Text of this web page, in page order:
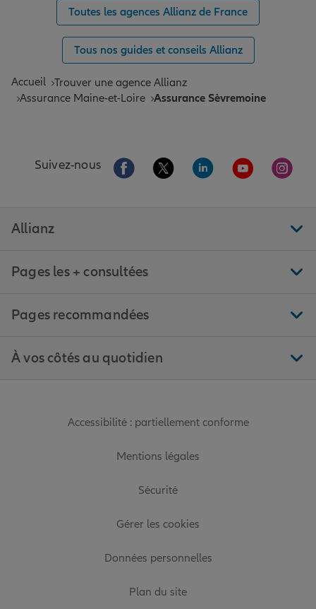
Toutes les agences Allianz de France
Tous nos guides et conseils Allianz
Accueil Trouver une agence Allianz
Assurance Maine-et-Loire Assurance Sèvremoine
Suivez-nous Aller sur la page Facebook de Allianz
Aller sur la page Twitter de
Aller sur la page
Aller sur la
Aller
Allianz
Pages les + consultées
Pages recommandées
À vos côtés au quotidien
Accessibilité : partiellement conforme
Mentions légales
Sécurité
Gérer les cookies
Données personnelles
Plan du site